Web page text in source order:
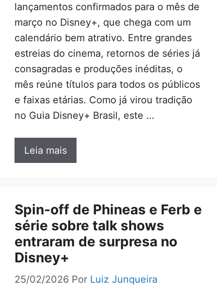
lançamentos confirmados para o mês de
março no Disney+, que chega com um
calendário bem atrativo. Entre grandes
estreias do cinema, retornos de séries já
consagradas e produções inéditas, o
mês reúne títulos para todos os públicos
e faixas etárias. Como já virou tradição
no Guia Disney+ Brasil, este …
Leia mais
Spin-off de Phineas e Ferb e
série sobre talk shows
entraram de surpresa no
Disney+
25/02/2026 Por Luiz Junqueira